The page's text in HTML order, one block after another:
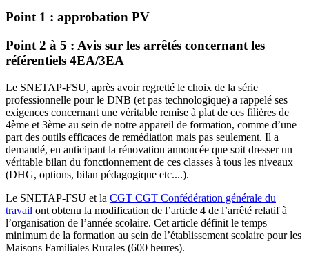
Point 1 : approbation PV
Point 2 à 5 : Avis sur les arrêtés concernant les
référentiels 4EA/3EA
Le SNETAP-FSU, après avoir regretté le choix de la série
professionnelle pour le DNB (et pas technologique) a rappelé ses
exigences concernant une véritable remise à plat de ces filières de
4ème et 3ème au sein de notre appareil de formation, comme d’une
part des outils efficaces de remédiation mais pas seulement. Il a
demandé, en anticipant la rénovation annoncée que soit dresser un
véritable bilan du fonctionnement de ces classes à tous les niveaux
(DHG, options, bilan pédagogique etc....).
Le SNETAP-FSU et la CGT CGT Confédération générale du
travail ont obtenu la modification de l’article 4 de l’arrêté relatif à
l’organisation de l’année scolaire. Cet article définit le temps
minimum de la formation au sein de l’établissement scolaire pour les
Maisons Familiales Rurales (600 heures).